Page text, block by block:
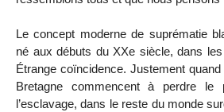
Le concept moderne de suprématie
né aux débuts du XXe siècle, dans
Étrange coïncidence. Justement quand
Bretagne commencent à perdre le
l’esclavage, dans le reste du monde